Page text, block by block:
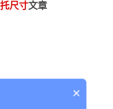
尺寸文章
×